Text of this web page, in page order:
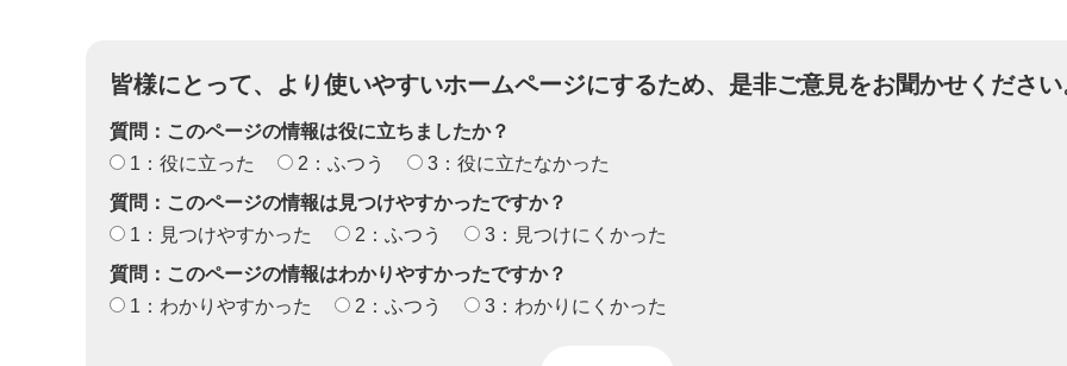
皆様にとって、より使いやすいホームページにするため、是非ご意見をお聞かせください
質問：このページの情報は役に立ちましたか？
1：役に立った
2：ふつう
3：役に立たなかった
質問：このページの情報は見つけやすかったですか？
1：見つけやすかった
2：ふつう
3：見つけにくかった
質問：このページの情報はわかりやすかったですか？
1：わかりやすかった
2：ふつう 3：わかりにくかった